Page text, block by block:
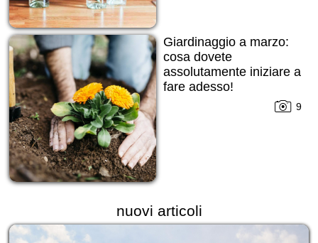
Giardinaggio a marzo:
cosa dovete
assolutamente iniziare a
fare adesso!
9
nuovi articoli